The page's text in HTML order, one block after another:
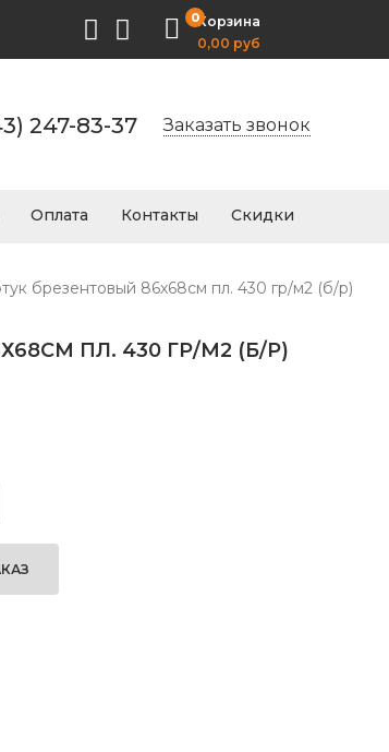
0Корзина
0,00 руб
247-83-37 Заказать звонок
Оплата Контакты Скидки
брезентовый 86х68см пл. 430 гр/м2 (б/р)
ПЛ. 430 ГР/М2 (Б/Р)